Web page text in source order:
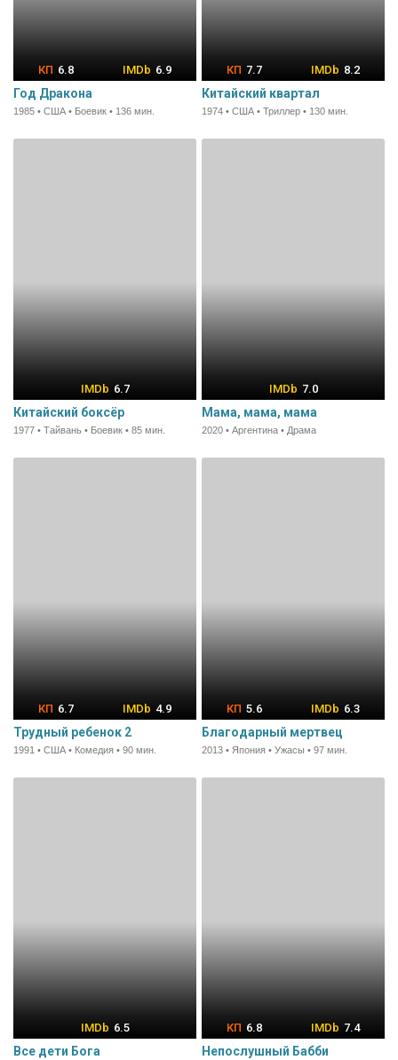
6.8 6.9
Год Дракона
1985 • США • Боевик • 136 мин.
7.7 8.2
Китайский квартал
1974 • США • Триллер • 130 мин.
6.7
Китайский боксёр
1977 • Тайвань • Боевик • 85 мин.
7.0
Мама, мама, мама
2020 • Аргентина • Драма
6.7 4.9
Трудный ребенок 2
1991 • США • Комедия • 90 мин.
5.6 6.3
Благодарный мертвец
2013 • Япония • Ужасы • 97 мин.
6.5
Все дети Бога
6.8 7.4
Непослушный Бабби